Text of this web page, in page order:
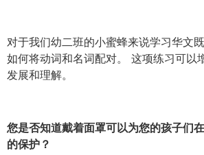
对于我们幼二班的小蜜蜂来说学习华文
如何将动词和名词配对。 这项练习可以
发展和理解。
您是否知道戴着面罩可以为您的孩子们
的保护？